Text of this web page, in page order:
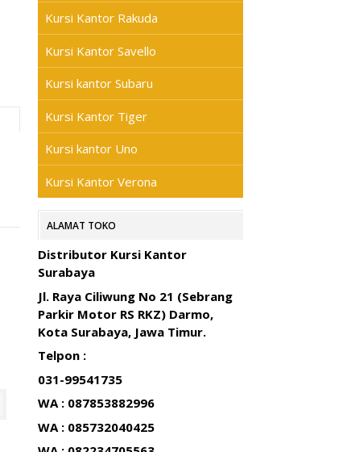
Kursi Kantor Rakuda
Kursi Kantor Savello
Kursi kantor Subaru
Kursi Kantor Tiger
Kursi kantor Uno
Kursi Kantor Verona
ALAMAT TOKO
Distributor Kursi Kantor
Surabaya
Jl. Raya Ciliwung No 21 (Sebrang
Parkir Motor RS RKZ) Darmo,
Kota Surabaya, Jawa Timur.
Telpon :
031-99541735
WA : 087853882996
WA : 085732040425